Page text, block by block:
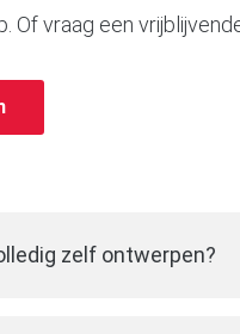
Of vraag een
zelf ontwerpen?